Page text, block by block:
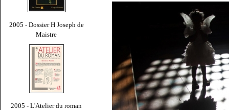
2005 - Dossier H Joseph de
Maistre
2005 - L'Atelier du roman